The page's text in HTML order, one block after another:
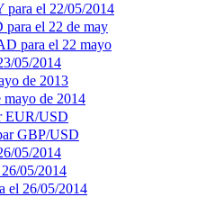
para el 22/05/2014
el 22 de may
para el 22 mayo
05/2014
de 2013
de 2014
EUR/USD
GBP/USD
05/2014
05/2014
el 26/05/2014